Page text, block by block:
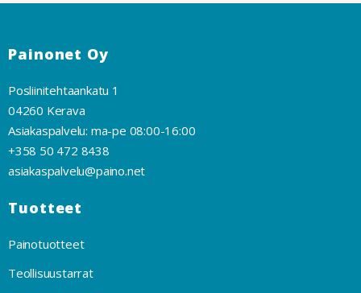
Painonet Oy
Posliinitehtaankatu 1
04260 Kerava
Asiakaspalvelu: ma-pe 08:00-16:00
+358 50 472 8438
asiakaspalvelu@paino.net
Tuotteet
Painotuotteet
Teollisuustarrat